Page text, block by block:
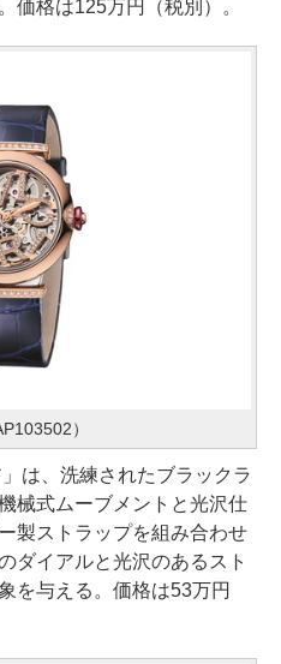
価格は125万円（税別）。
）
は、洗練されたブラックラ
械式ムーブメントと光沢仕
製ストラップを組み合わせ
ダイアルと光沢のあるスト
を与える。価格は53万円